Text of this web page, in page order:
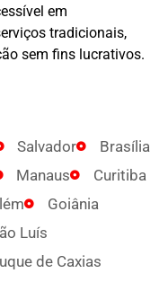
em
tradicionais,
sem fins lucrativos.
Salvador
Brasília
Manaus
Curitiba
Goiânia
Luís
de Caxias